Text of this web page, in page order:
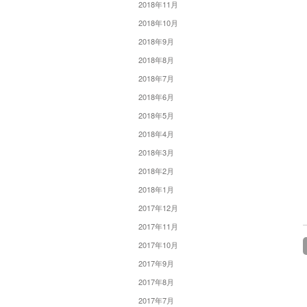
2018年11月
2018年10月
2018年9月
2018年8月
2018年7月
2018年6月
2018年5月
2018年4月
2018年3月
2018年2月
2018年1月
2017年12月
2017年11月
2017年10月
2017年9月
2017年8月
2017年7月